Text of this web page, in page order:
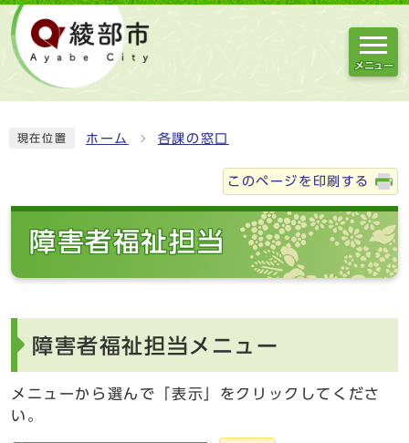
メニュー
現在位置 ホーム 各課の窓口
このページを印刷する
障害者福祉担当
障害者福祉担当メニュー
メニューから選んで「表示」をクリックしてくださ
い。